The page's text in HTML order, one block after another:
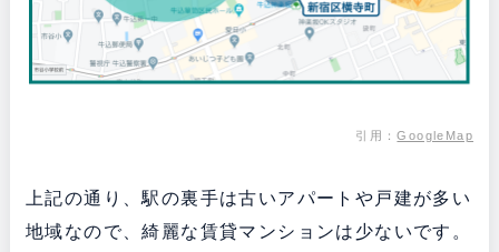
引用：GoogleMap
上記の通り、駅の裏手は古いアパートや戸建が多い
地域なので、綺麗な賃貸マンションは少ないです。